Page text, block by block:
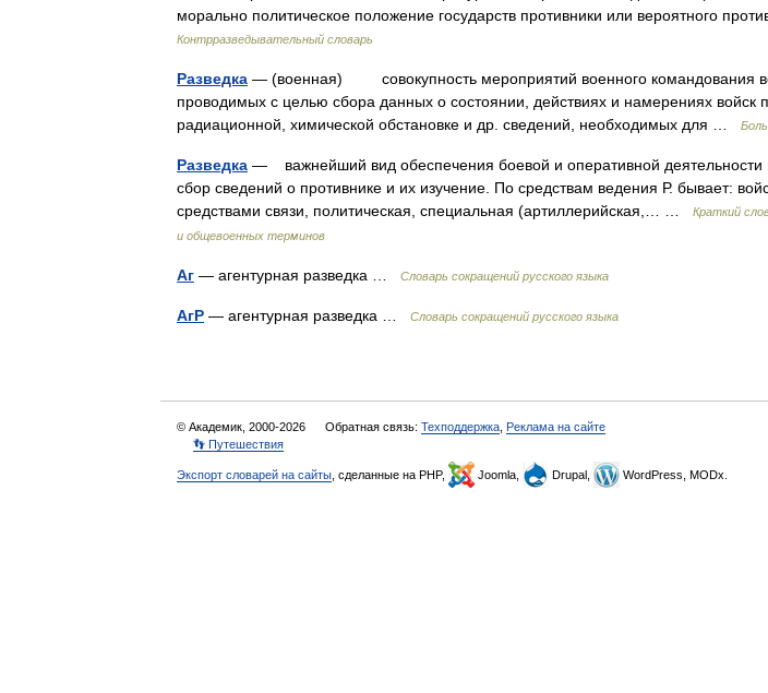
морально политическое положение государств противники или вероятного
Контрразведывательный словарь
Разведка — (военная) совокупность мероприятий военного командования
проводимых с целью сбора данных о состоянии, действиях и намерениях войск
радиационной, химической обстановке и др. сведений, необходимых для …
Разведка — важнейший вид обеспечения боевой и оперативной деятельности
сбор сведений о противнике и их изучение. По средствам ведения Р. бывает:
средствами связи, политическая, специальная (артиллерийская,… …
Краткий
и общевоенных терминов
Аг — агентурная разведка … Словарь сокращений русского языка
АгР — агентурная разведка … Словарь сокращений русского языка
© Академик, 2000-2026 Обратная связь: Техподдержка Реклама на сайте
👣 Путешествия
Экспорт словарей на сайты , сделанные на PHP, Joomla, Drupal, WordPress, MODx.